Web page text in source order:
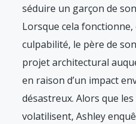
séduire un garçon de
Lorsque cela
culpabilité, le père de
projet architectural
en raison d’un impact
désastreux. Alors que les
volatilisent, Ashley